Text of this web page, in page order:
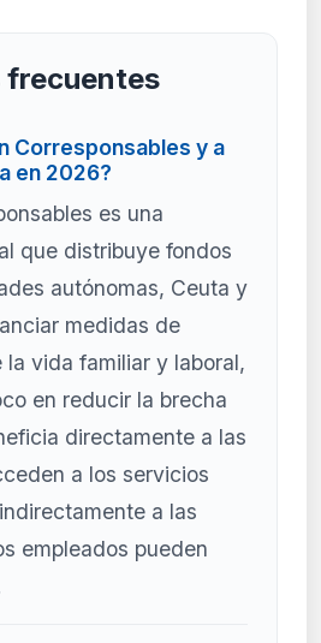
frecuentes
Corresponsables y a
en 2026?
es una
que distribuye fondos
autónomas, Ceuta y
medidas de
la vida familiar y laboral,
en reducir la brecha
directamente a las
a los servicios
a las
empleados pueden